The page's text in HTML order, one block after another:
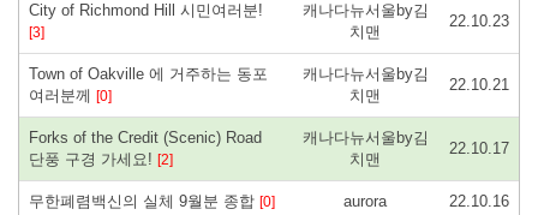
City of Richmond Hill 시민여러분!
[3]
캐나다뉴서울by김
치맨
22.10.23
Town of Oakville 에 거주하는 동포
여러분께 [0]
캐나다뉴서울by김
치맨
22.10.21
Forks of the Credit (Scenic) Road
단풍 구경 가세요! [2]
캐나다뉴서울by김
치맨
22.10.17
무한폐렴백신의 실체 9월분 종합 [0] aurora 22.10.16